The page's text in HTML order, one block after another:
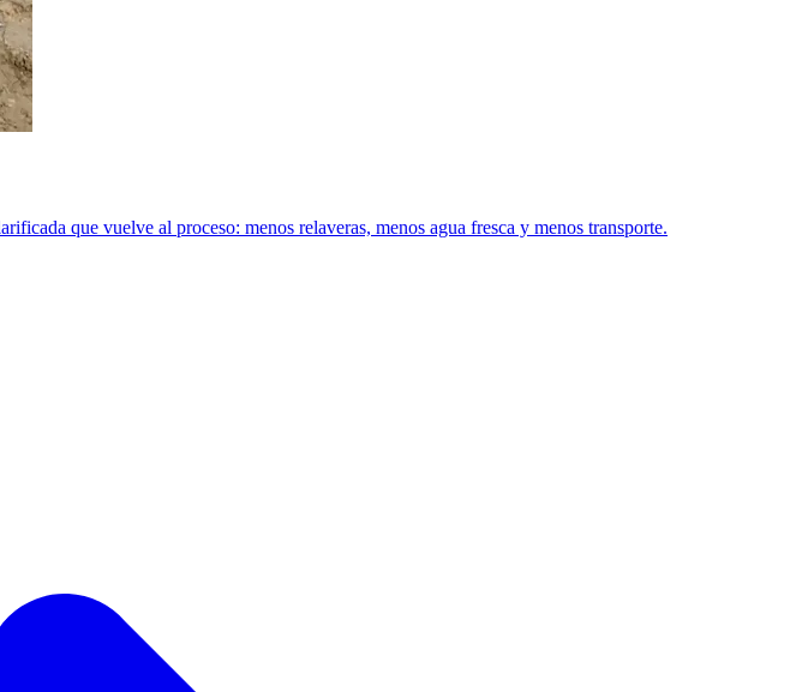
que vuelve al proceso: menos relaveras, menos agua fresca y menos transporte.